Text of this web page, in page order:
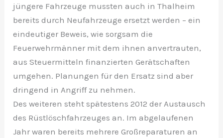
jüngere Fahrzeuge mussten auch in Thalheim
bereits durch Neufahrzeuge ersetzt werden – ein
eindeutiger Beweis, wie sorgsam die
Feuerwehrmänner mit dem ihnen anvertrauten,
aus Steuermitteln finanzierten Gerätschaften
umgehen. Planungen für den Ersatz sind aber
dringend in Angriff zu nehmen.
Des weiteren steht spätestens 2012 der Austausch
des Rüstlöschfahrzeuges an. Im abgelaufenen
Jahr waren bereits mehrere Großreparaturen an